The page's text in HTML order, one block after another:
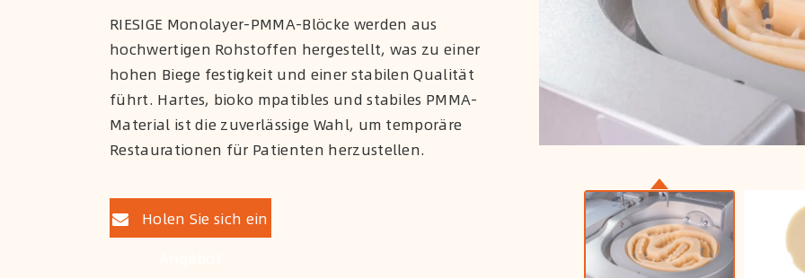
RIESIGE Monolayer-PMMA-Blöcke werden aus
hochwertigen Rohstoffen hergestellt, was zu einer
hohen Biege festigkeit und einer stabilen Qualität
führt. Hartes, bioko mpatibles und stabiles PMMA-
Material ist die zuverlässige Wahl, um temporäre
Restaurationen für Patienten herzustellen.
Holen Sie sich ein